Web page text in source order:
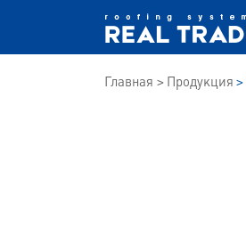
Главная Продукция